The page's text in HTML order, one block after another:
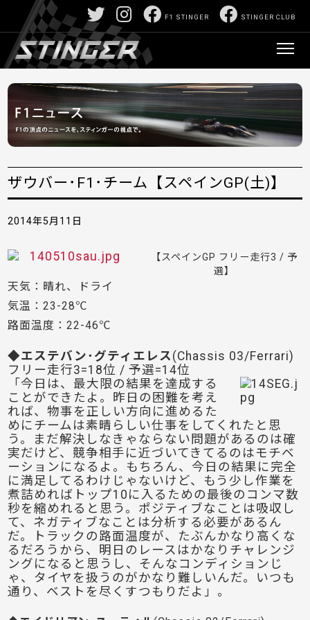
STINGER CLUB
F1 STINGER
ザウバー･F1･チーム【スペインGP(土)】
2014年5月11日
【スペインGP フリー走行3 / 予
選】
天気：晴れ、ドライ
気温：23-28℃
路面温度：22-46℃
◆エステバン･グティエレス (Chassis 03/Ferrari)
フリー走行3=18位 / 予選=14位
「今日は、最大限の結果を達成する
ことができたよ。昨日の困難を考え
れば、物事を正しい方向に進めるた
めにチームは素晴らしい仕事をしてくれたと思
う。まだ解決しなきゃならない問題があるのは確
実だけど、競争相手に近づいてきてるのはモチベ
ーションになるよ。もちろん、今日の結果に完全
に満足してるわけじゃないけど、もう少し作業を
煮詰めればトップ10に入るための最後のコンマ数
秒を縮めれると思う。ポジティブなことは吸収し
て、ネガティブなことは分析する必要があるん
だ。トラックの路面温度が、たぶんかなり高くな
るだろうから、明日のレースはかなりチャレンジ
ングになると思うし、そんなコンディションじ
ゃ、タイヤを扱うのがかなり難しいんだ。いつも
通り、ベストを尽くすつもりだよ」。